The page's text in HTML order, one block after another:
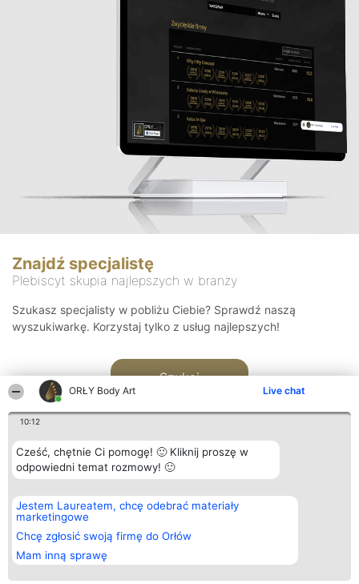
ORŁY Body Art Live chat
10:12
Cześć, chętnie Ci pomogę! 🙂 Kliknij proszę w
odpowiedni temat rozmowy! 🙂
Jestem Laureatem, chcę odebrać materiały
marketingowe
Chcę zgłosić swoją firmę do Orłów
Mam inną sprawę
Znajdź specjalistę
Plebiscyt skupia najlepszych w branży
Szukasz specjalisty w pobliżu Ciebie? Sprawdź naszą
wyszukiwarkę. Korzystaj tylko z usług najlepszych!
Szukaj
Organizator plebiscytu
Bright Side Solutions sp. z o.
o. sp. k.
ul. Ruska 22
Wrocław 50-079
KRS 0000749100 | Regon
381313360 | NIP 8943132676
Plebiscyt
Laureaci
wszystkich
Laureatów
Regulamin
Kontakt
Kontakt